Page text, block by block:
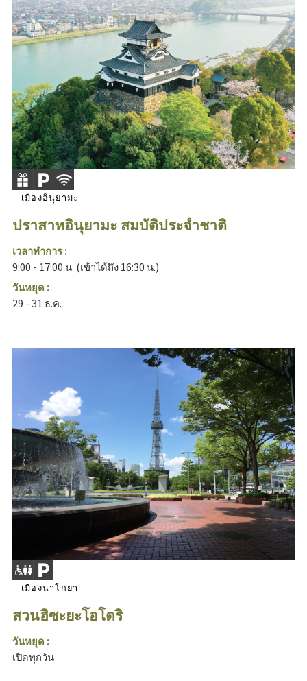
เมืองอินุยามะ
ปราสาทอินุยามะ สมบัติประจำชาติ
เวลาทำการ :
9:00 - 17:00 น. (เข้าได้ถึง 16:30 น.)
วันหยุด :
29 - 31 ธ.ค.
เมืองนาโกย่า
สวนฮิซะยะโอโดริ
วันหยุด :
เปิดทุกวัน